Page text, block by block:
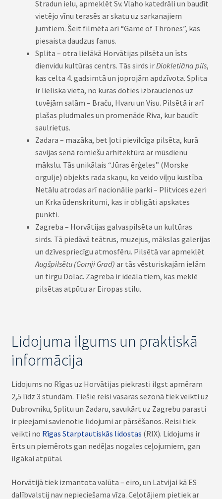
Stradun ielu, apmeklēt Sv. Vlaho katedrāli un baudīt
vietējo vīnu terasēs ar skatu uz sarkanajiem
jumtiem. Šeit filmēta arī “Game of Thrones”, kas
piesaista daudzus fanus.
Splita – otra lielākā Horvātijas pilsēta un īsts
dienvidu kultūras centrs. Tās sirds irDiokletiāna pils,
kas celta 4. gadsimtā un joprojām apdzīvota. Splita
ir lieliska vieta, no kuras doties izbraucienos uz
tuvējām salām – Braču, Hvaru un Visu. Pilsētā ir arī
plašas pludmales un promenāde Riva, kur baudīt
saulrietus.
Zadara – mazāka, bet ļoti pievilcīga pilsēta, kurā
savijas senā romiešu arhitektūra ar mūsdienu
mākslu. Tās unikālais “Jūras ērģeles” (Morske
orgulje) objekts rada skaņu, ko veido viļņu kustība.
Netālu atrodas arī nacionālie parki – Plitvices ezeri
un Krka ūdenskritumi, kas ir obligāti apskates
punkti.
Zagreba – Horvātijas galvaspilsēta un kultūras
sirds. Tā piedāvā teātrus, muzejus, mākslas galerijas
un dzīvespriecīgu atmosfēru. Pilsētā var apmeklēt
Augšpilsētu (Gornji Grad) ar tās vēsturiskajām ielām
un tirgu Dolac. Zagreba ir ideāla tiem, kas meklē
pilsētas atpūtu ar Eiropas stilu.
Lidojuma ilgums un praktiskā
informācija
Lidojums no Rīgas uz Horvātijas piekrasti ilgst apmēram
2,5 līdz 3 stundām. Tiešie reisi vasaras sezonā tiek veikti uz
Dubrovniku, Splitu un Zadaru, savukārt uz Zagrebu parasti
ir pieejami savienotie lidojumi ar pārsēšanos. Reisi tiek
veikti no Rīgas Starptautiskās lidostas (RIX). Lidojums ir
ērts un piemērots gan nedēļas nogales ceļojumiem, gan
ilgākai atpūtai.
Horvātijā tiek izmantota valūta – eiro, un Latvijai kā ES
dalībvalstij nav nepieciešama vīza. Ceļotājiem pietiek ar